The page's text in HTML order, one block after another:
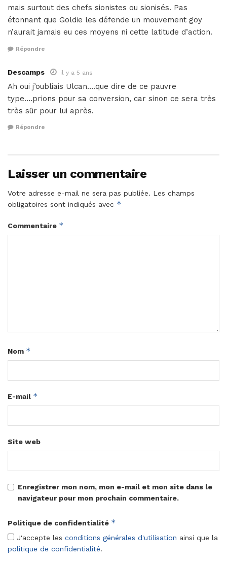
mais surtout des chefs sionistes ou sionisés. Pas
étonnant que Goldie les défende un mouvement goy
n’aurait jamais eu ces moyens ni cette latitude d’action.
Répondre
Descamps il y a 5 ans
Ah oui j’oubliais Ulcan….que dire de ce pauvre
type….prions pour sa conversion, car sinon ce sera très
très sûr pour lui après.
Répondre
Laisser un commentaire
Votre adresse e-mail ne sera pas publiée. Les champs
obligatoires sont indiqués avec *
Commentaire *
Nom *
E-mail *
Site web
Enregistrer mon nom, mon e-mail et mon site dans le
navigateur pour mon prochain commentaire.
Politique de confidentialité *
J'accepte les conditions générales d'utilisation ainsi que la
politique de confidentialité.